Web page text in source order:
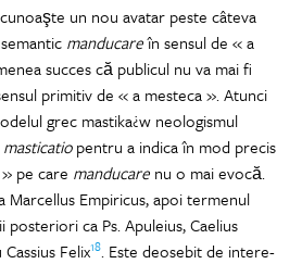
un nou avatar peste câteva
manducareîn sensul de « a
succes că publicul nu va mai fi
primitiv de « a mesteca ». Atunci
grec mastika¿w neologismul
masticatiopentru a indica în mod precis
pe care manducare nu o mai evocă.
Marcellus Empiricus, apoi termenul
ca Ps. Apuleius, Caelius
Felix18. Este deosebit de intere-